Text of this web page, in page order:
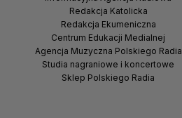
Redakcja Katolicka
Redakcja Ekumeniczna
Centrum Edukacji Medialnej
Agencja Muzyczna Polskiego Radia
Studia nagraniowe i koncertowe
Sklep Polskiego Radia